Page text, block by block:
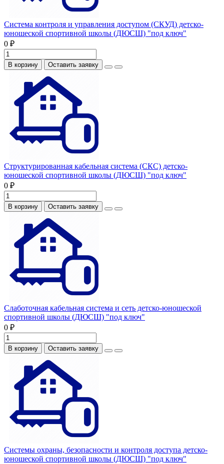
Система контроля и управления доступом (СКУД) детско-
юношеской спортивной школы (ДЮСШ) "под ключ"
0 ₽
В корзину Оставить заявку
Структурированная кабельная система (СКС) детско-
юношеской спортивной школы (ДЮСШ) "под ключ"
0 ₽
В корзину Оставить заявку
Слаботочная кабельная система и сеть детско-юношеской
спортивной школы (ДЮСШ) "под ключ"
0 ₽
В корзину Оставить заявку
Системы охраны, безопасности и контроля доступа детско-
юношеской спортивной школы (ДЮСШ) "под ключ"